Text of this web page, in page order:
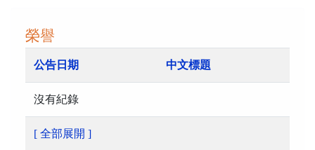
榮譽
公告日期 中文標題
沒有紀錄
[ 全部展開 ]